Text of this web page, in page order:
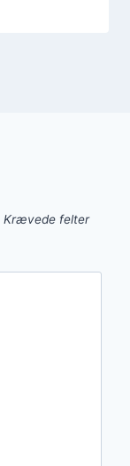
Krævede felter